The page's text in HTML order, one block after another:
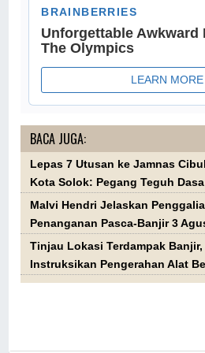
BACA JUGA:
Lepas 7 Utusan ke Jamnas
Kota Solok: Pegang Teguh
Malvi Hendri Jelaskan
Penanganan Pasca-Banjir 3
Tinjau Lokasi Terdampak
Instruksikan Pengerahan Alat